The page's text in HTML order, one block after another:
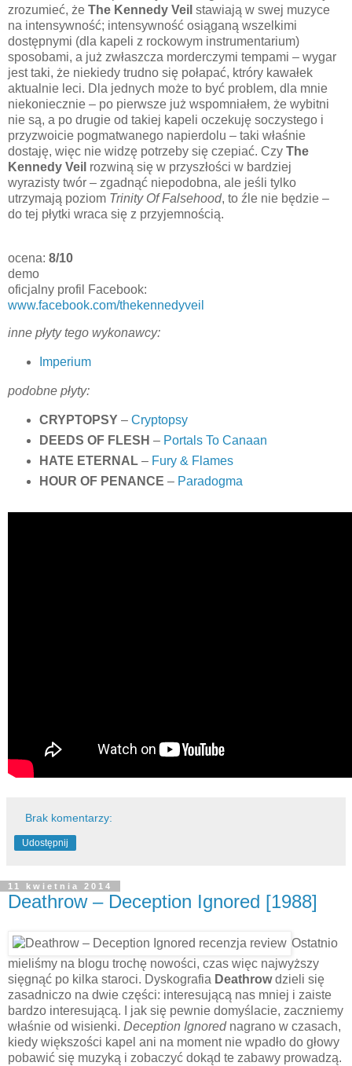
zrozumieć, że The Kennedy Veil stawiają w swej muzyce
na intensywność; intensywność osiąganą wszelkimi
dostępnymi (dla kapeli z rockowym instrumentarium)
sposobami, a już zwłaszcza morderczymi tempami – wygar
jest taki, że niekiedy trudno się połapać, ktróry kawałek
aktualnie leci. Dla jednych może to być problem, dla mnie
niekoniecznie – po pierwsze już wspomniałem, że wybitni
nie są, a po drugie od takiej kapeli oczekuję soczystego i
przyzwoicie pogmatwanego napierdolu – taki właśnie
dostaję, więc nie widzę potrzeby się czepiać. Czy The
Kennedy Veil rozwiną się w przyszłości w bardziej
wyrazisty twór – zgadnąć niepodobna, ale jeśli tylko
utrzymają poziom Trinity Of Falsehood, to źle nie będzie –
do tej płytki wraca się z przyjemnością.
ocena: 8/10
demo
oficjalny profil Facebook:
www.facebook.com/thekennedyveil
inne płyty tego wykonawcy:
Imperium
podobne płyty:
CRYPTOPSY– Cryptopsy
DEEDS OF FLESH – Portals To Canaan
HATE ETERNAL– Fury & Flames
HOUR OF PENANCE – Paradogma
Brak komentarzy:
Udostępnij
11 kwietnia 2014
Deathrow – Deception Ignored [1988]
Ostatnio
mieliśmy na blogu trochę nowości, czas więc najwyższy
sięgnąć po kilka staroci. Dyskografia Deathrowdzieli się
zasadniczo na dwie części: interesującą nas mniej i zaiste
bardzo interesującą. I jak się pewnie domyślacie, zaczniemy
właśnie od wisienki. Deception Ignorednagrano w czasach,
kiedy większości kapel ani na moment nie wpadło do głowy
pobawić się muzyką i zobaczyć dokąd te zabawy prowadzą.